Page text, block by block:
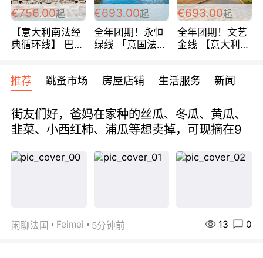
€756.00起
【意大利南法经
典循环线】 巴黎
宾馆 108欧/天起
全程756欧/位
€693.00起
全年团期！永恒
绿线 「意国法
欧/天起 ~包拼房
€693.00起
全年团期！文艺
金线 【意大利一
每周铁发！
推荐 跳蚤市场 房屋店铺 生活服务 新闻
街友们好，爸妈在家种的丝瓜、冬瓜、黄瓜、
韭菜、小西红柿、浦瓜等想卖掉，可现摘在9
闲聊法国 Feimei 5分钟前 13 0